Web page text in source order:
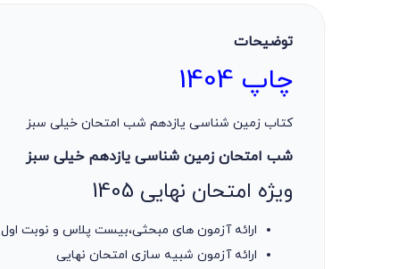
توضیحات
چاپ 1404
کتاب زمین شناسی یازدهم شب امتحان خیلی سبز
شب امتحان زمین شناسی یازدهم خیلی سبز
ویژه امتحان نهایی 1405
ارائه آزمون های مبحثی،بیست پلاس و نوبت اول
ارائه آزمون شبیه سازی امتحان نهایی